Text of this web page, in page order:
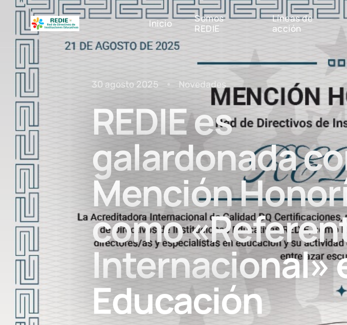
Inicio
Somos
REDIE
Líneas de
acción
30 agosto 2025 Novedades
REDIE es
galardonada
Mención
como
Internacional»
Educación